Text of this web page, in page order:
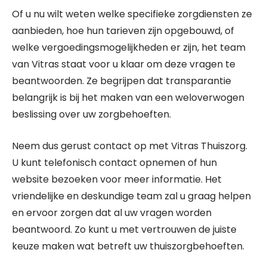
Of u nu wilt weten welke specifieke zorgdiensten ze
aanbieden, hoe hun tarieven zijn opgebouwd, of
welke vergoedingsmogelijkheden er zijn, het team
van Vitras staat voor u klaar om deze vragen te
beantwoorden. Ze begrijpen dat transparantie
belangrijk is bij het maken van een weloverwogen
beslissing over uw zorgbehoeften.
Neem dus gerust contact op met Vitras Thuiszorg.
U kunt telefonisch contact opnemen of hun
website bezoeken voor meer informatie. Het
vriendelijke en deskundige team zal u graag helpen
en ervoor zorgen dat al uw vragen worden
beantwoord. Zo kunt u met vertrouwen de juiste
keuze maken wat betreft uw thuiszorgbehoeften.